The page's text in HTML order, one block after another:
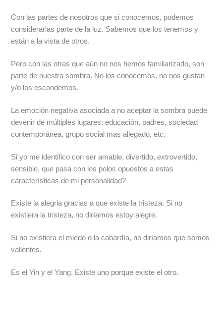
Con las partes de nosotros que si conocemos, podemos
considerarlas parte de la luz. Sabemos que los tenemos y
están a la vista de otros.
Pero con las otras que aún no nos hemos familiarizado, son
parte de nuestra sombra. No los conocemos, no nos gustan
y/o los escondemos.
La emoción negativa asociada a no aceptar la sombra puede
devenir de múltiples lugares: educación, padres, sociedad
contemporánea, grupo social mas allegado, etc.
Si yo me identifico con ser amable, divertido, extrovertido,
sensible, que pasa con los polos opuestos a estas
características de mi personalidad?
Existe la alegria gracias a que existe la tristeza. Si no
existiera la tristeza, no diríamos estoy alegre.
Si no existiera el miedo o la cobardía, no diríamos que somos
valientes.
Es el Yin y el Yang. Existe uno porque existe el otro.